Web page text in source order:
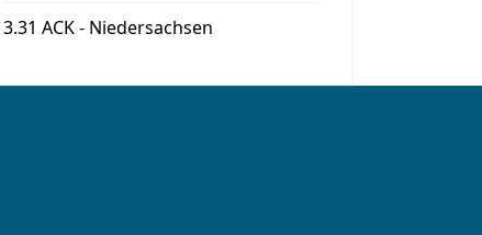
3.31 ACK - Niedersachsen